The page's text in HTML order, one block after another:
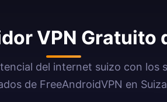
VPN Gratuito
del internet suizo con los
de FreeAndroidVPN en Suiza